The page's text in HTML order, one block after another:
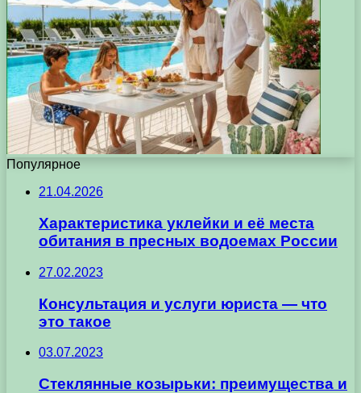
Популярное
21.04.2026
Характеристика уклейки и её места
обитания в пресных водоемах России
27.02.2023
Консультация и услуги юриста — что
это такое
03.07.2023
Стеклянные козырьки: преимущества и